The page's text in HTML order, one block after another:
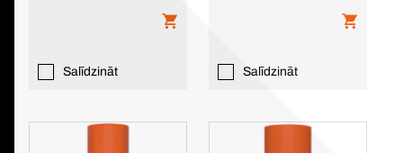
Salīdzināt Salīdzināt